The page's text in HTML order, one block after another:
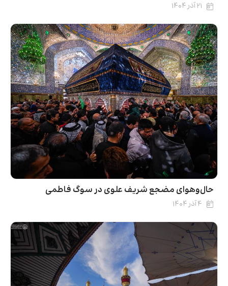
۲۱ آذر ۱۴۰۴
حال‌و‌هوای مضجع شریف علوی در سوگ فاطمی
۴ آذر ۱۴۰۴